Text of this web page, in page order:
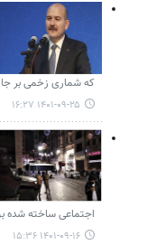
که شماری زخمی بر
۱۴۰۱-۰۹-۲۵ ۱۶:۲۷
اجتماعی ساخته شده
۱۴۰۱-۰۹-۱۶ ۱۵:۳۶